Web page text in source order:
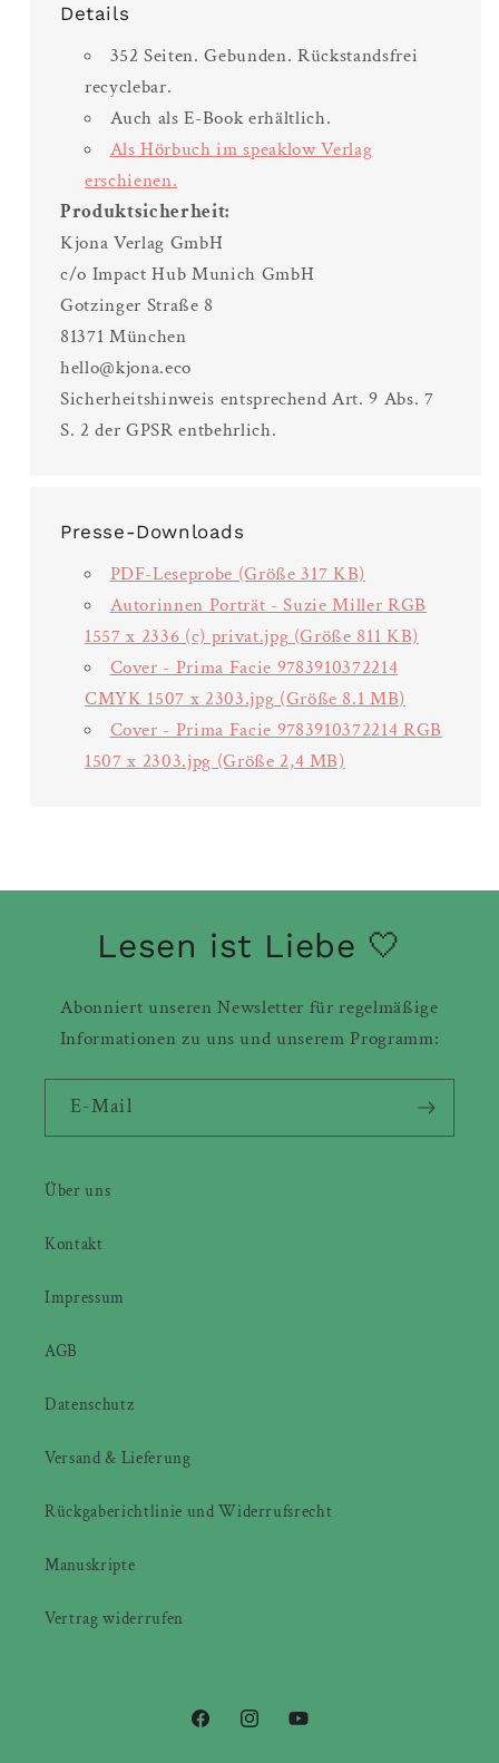
Details
352 Seiten. Gebunden. Rückstandsfrei
recyclebar.
Auch als E-Book erhältlich.
Als Hörbuch im speaklow Verlag
erschienen.
Produktsicherheit:
Kjona Verlag GmbH
c/o Impact Hub Munich GmbH
Gotzinger Straße 8
81371 München
hello@kjona.eco
Sicherheitshinweis entsprechend Art. 9 Abs. 7
S. 2 der GPSR entbehrlich.
Presse-Downloads
PDF-Leseprobe (Größe 317 KB)
Autorinnen Porträt - Suzie Miller RGB
1557 x 2336 (c) privat.jpg (Größe 811 KB)
Cover - Prima Facie 9783910372214
CMYK 1507 x 2303.jpg (Größe 8.1 MB)
Cover - Prima Facie 9783910372214 RGB
1507 x 2303.jpg (Größe 2,4 MB)
Lesen ist Liebe 🤍
Abonniert unseren Newsletter für regelmäßige
Informationen zu uns und unserem Programm:
E-Mail
Über uns
Kontakt
Impressum
AGB
Datenschutz
Versand & Lieferung
Rückgaberichtlinie und Widerrufsrecht
Manuskripte
Vertrag widerrufen
FacebookInstagramYouTube